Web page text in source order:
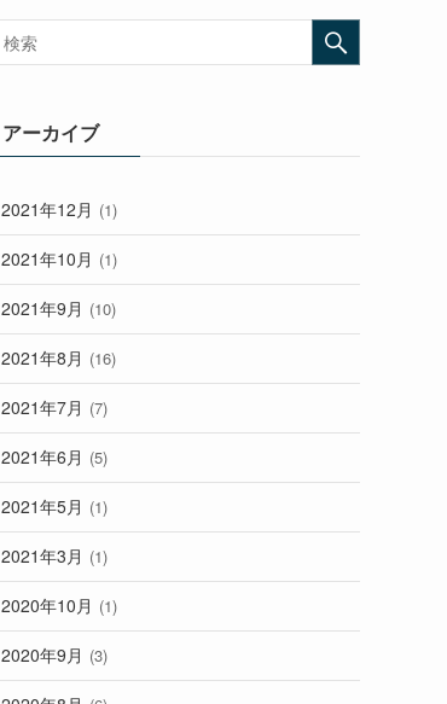
アーカイブ
2021年12月 (1)
2021年10月 (1)
2021年9月 (10)
2021年8月 (16)
2021年7月 (7)
2021年6月 (5)
2021年5月 (1)
2021年3月 (1)
2020年10月 (1)
2020年9月 (3)